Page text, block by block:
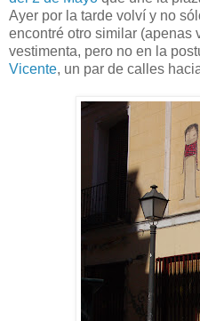
Ayer por la tarde volví y no
encontré otro similar (apenas
vestimenta, pero no en la
Vicente, un par de calles